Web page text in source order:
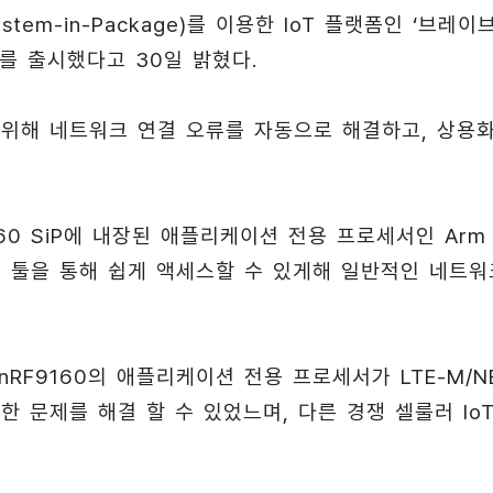
in-Package)를 이용한 IoT 플랫폼인 ‘브레이
출시했다고 30일 밝혔다.
해 네트워크 연결 오류를 자동으로 해결하고, 상용
SiP에 내장된 애플리케이션 전용 프로세서인 Arm
을 통해 쉽게 액세스할 수 있게해 일반적인 네트워
의 애플리케이션 전용 프로세서가 LTE-M/
문제를 해결 할 수 있었느며, 다른 경쟁 셀룰러